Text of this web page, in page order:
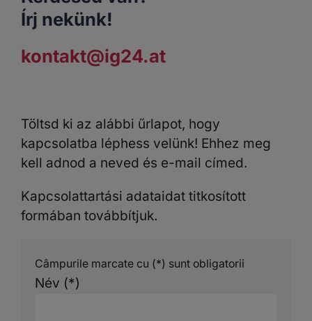
Írj nekünk!
kontakt@ig24.at
Töltsd ki az alábbi űrlapot, hogy
kapcsolatba léphess velünk! Ehhez meg
kell adnod a neved és e-mail címed.
Kapcsolattartási adataidat titkosított
formában továbbítjuk.
Câmpurile marcate cu (*) sunt obligatorii
Név (*)